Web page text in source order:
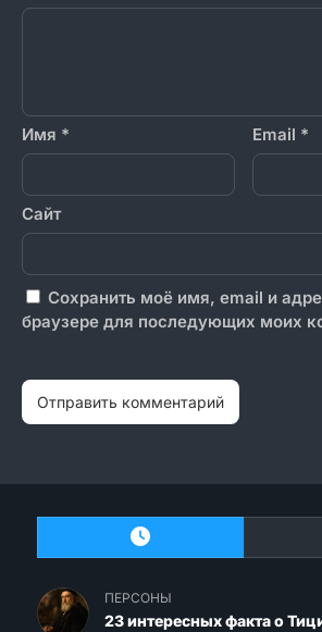
Имя * Email *
Сайт
Сохранить моё имя, email и
браузере для последующих моих
ПЕРСОНЫ
23 интересных факта о